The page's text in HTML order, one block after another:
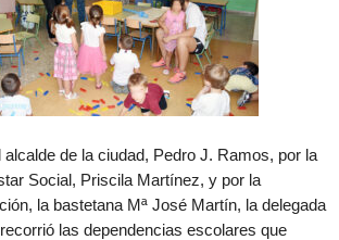
de la ciudad, Pedro J. Ramos, por la
Social, Priscila Martínez, y por la
la bastetana Mª José Martín, la delegada
las dependencias escolares que